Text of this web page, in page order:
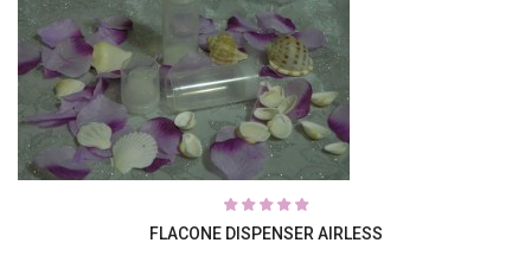
FLACONE DISPENSER AIRLESS